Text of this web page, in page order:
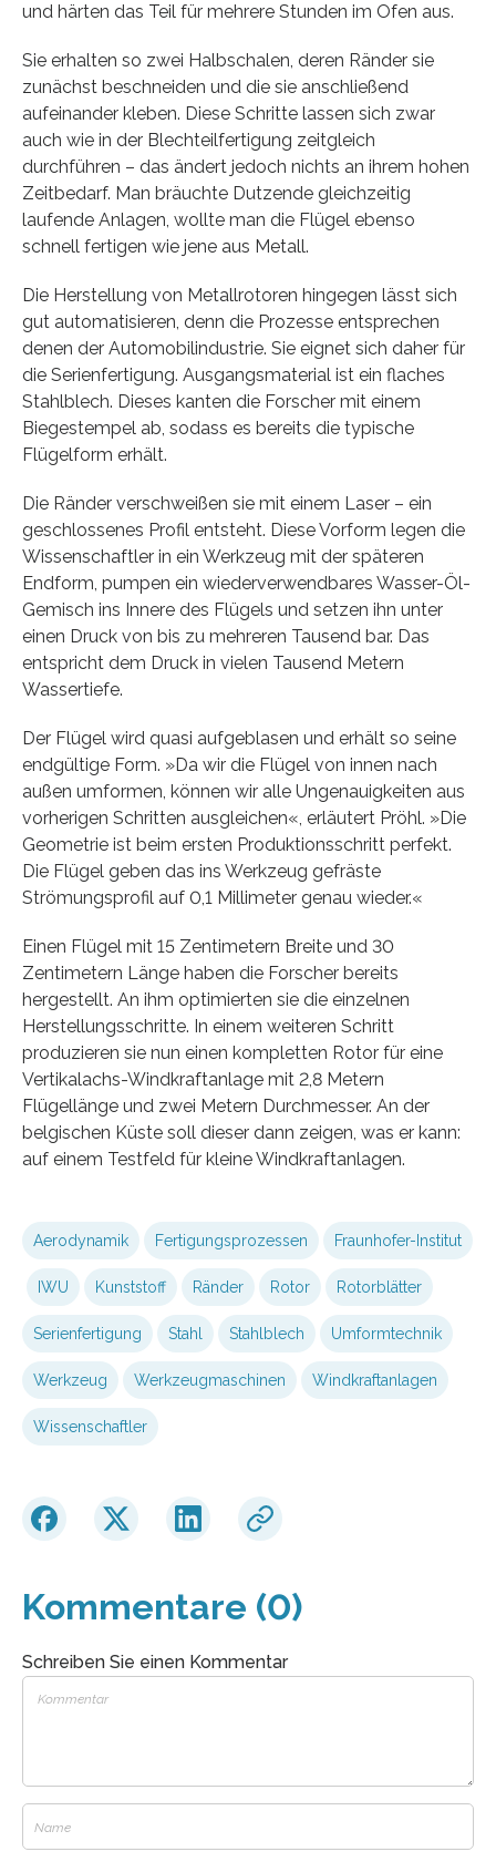
und härten das Teil für mehrere Stunden im Ofen aus.
Sie erhalten so zwei Halbschalen, deren Ränder sie
zunächst beschneiden und die sie anschließend
aufeinander kleben. Diese Schritte lassen sich zwar
auch wie in der Blechteilfertigung zeitgleich
durchführen – das ändert jedoch nichts an ihrem hohen
Zeitbedarf. Man bräuchte Dutzende gleichzeitig
laufende Anlagen, wollte man die Flügel ebenso
schnell fertigen wie jene aus Metall.
Die Herstellung von Metallrotoren hingegen lässt sich
gut automatisieren, denn die Prozesse entsprechen
denen der Automobilindustrie. Sie eignet sich daher für
die Serienfertigung. Ausgangsmaterial ist ein flaches
Stahlblech. Dieses kanten die Forscher mit einem
Biegestempel ab, sodass es bereits die typische
Flügelform erhält.
Die Ränder verschweißen sie mit einem Laser – ein
geschlossenes Profil entsteht. Diese Vorform legen die
Wissenschaftler in ein Werkzeug mit der späteren
Endform, pumpen ein wiederverwendbares Wasser-Öl-
Gemisch ins Innere des Flügels und setzen ihn unter
einen Druck von bis zu mehreren Tausend bar. Das
entspricht dem Druck in vielen Tausend Metern
Wassertiefe.
Der Flügel wird quasi aufgeblasen und erhält so seine
endgültige Form. »Da wir die Flügel von innen nach
außen umformen, können wir alle Ungenauigkeiten aus
vorherigen Schritten ausgleichen«, erläutert Pröhl. »Die
Geometrie ist beim ersten Produktionsschritt perfekt.
Die Flügel geben das ins Werkzeug gefräste
Strömungsprofil auf 0,1 Millimeter genau wieder.«
Einen Flügel mit 15 Zentimetern Breite und 30
Zentimetern Länge haben die Forscher bereits
hergestellt. An ihm optimierten sie die einzelnen
Herstellungsschritte. In einem weiteren Schritt
produzieren sie nun einen kompletten Rotor für eine
Vertikalachs-Windkraftanlage mit 2,8 Metern
Flügellänge und zwei Metern Durchmesser. An der
belgischen Küste soll dieser dann zeigen, was er kann:
auf einem Testfeld für kleine Windkraftanlagen.
Aerodynamik Fertigungsprozessen Fraunhofer-Institut
IWU Kunststoff Ränder Rotor Rotorblätter
Serienfertigung Stahl Stahlblech Umformtechnik
Werkzeug Werkzeugmaschinen Windkraftanlagen
Wissenschaftler
Kommentare (0)
Schreiben Sie einen Kommentar